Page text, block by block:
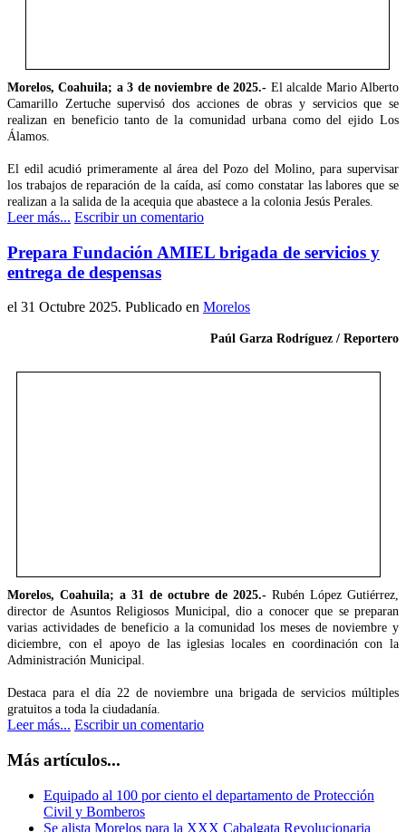
Morelos, Coahuila; a 3 de noviembre de 2025.- El alcalde Mario Alberto
Camarillo Zertuche supervisó dos acciones de obras y servicios que se
realizan en beneficio tanto de la comunidad urbana como del ejido Los
Álamos.
El edil acudió primeramente al área del Pozo del Molino, para supervisar
los trabajos de reparación de la caída, así como constatar las labores que se
realizan a la salida de la acequia que abastece a la colonia Jesús Perales.
Leer más... Escribir un comentario
Prepara Fundación AMIEL brigada de servicios y
entrega de despensas
el 31 Octubre 2025. Publicado en Morelos
Paúl Garza Rodríguez / Reportero
Morelos, Coahuila; a 31 de octubre de 2025.- Rubén López Gutiérrez,
director de Asuntos Religiosos Municipal, dio a conocer que se preparan
varias actividades de beneficio a la comunidad los meses de noviembre y
diciembre, con el apoyo de las iglesias locales en coordinación con la
Administración Municipal.
Destaca para el día 22 de noviembre una brigada de servicios múltiples
gratuitos a toda la ciudadanía.
Leer más... Escribir un comentario
Más artículos...
Equipado al 100 por ciento el departamento de Protección
Civil y Bomberos
Se alista Morelos para la XXX Cabalgata Revolucionaria